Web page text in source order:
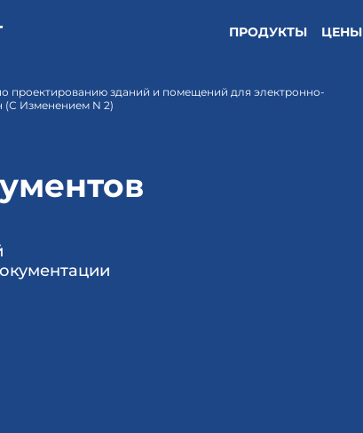
ПРОДУКТЫ ЦЕНЫ
проектированию зданий и помещений для электронно-
(С Изменением N 2)